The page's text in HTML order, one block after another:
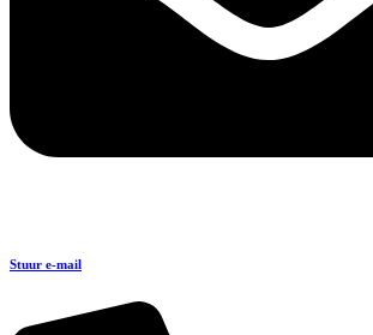
Stuur e-mail